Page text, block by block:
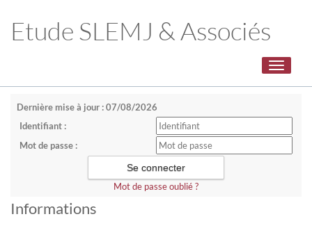
Etude SLEMJ & Associés
Toggle
Dernière mise à jour : 07/08/2026
Identifiant :
Mot de passe :
Mot de passe oublié ?
Informations